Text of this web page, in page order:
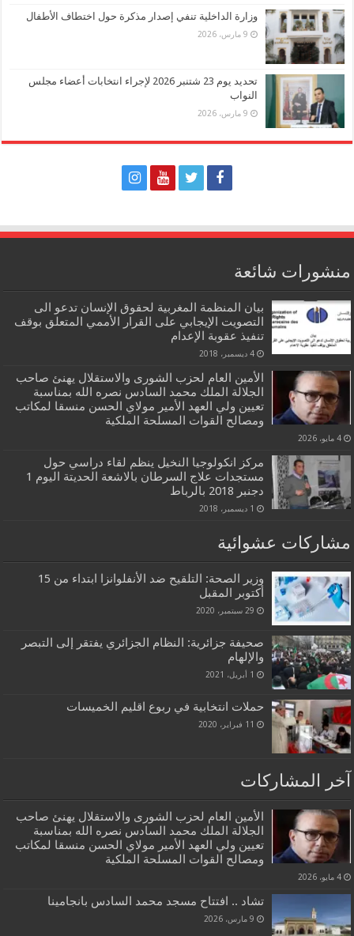
وزارة الداخلية تنفي إصدار مذكرة حول اختطاف الأطفال
9 مارس، 2026
تحديد يوم 23 شتنبر 2026 لإجراء انتخابات أعضاء مجلس
النواب
9 مارس، 2026
منشورات شائعة
بيان المنظمة المغربية لحقوق الإنسان تدعو الى
التصويت الإيجابي على القرار الأممي المتعلق بوقف
تنفيذ عقوبة الإعدام
4 ديسمبر، 2018
الأمين العام لحزب الشورى والاستقلال يهنئ صاحب
الجلالة الملك محمد السادس نصره الله بمناسبة
تعيين ولي العهد الأمير مولاي الحسن منسقا لمكاتب
ومصالح القوات المسلحة الملكية
4 مايو، 2026
مركز انكولوجيا النخيل ينظم لقاء دراسي حول
مستجدات علاج السرطان بالاشعة الحديتة اليوم 1
دجنبر 2018 بالرباط
1 ديسمبر، 2018
مشاركات عشوائية
وزير الصحة: التلقيح ضد الأنفلوانزا ابتداء من 15
أكتوبر المقبل
29 سبتمبر، 2020
صحيفة جزائرية: النظام الجزائري يفتقر إلى التبصر
والإلهام
1 أبريل، 2021
حملات انتخابية في ربوع اقليم الخميسات
11 فبراير، 2020
آخر المشاركات
الأمين العام لحزب الشورى والاستقلال يهنئ صاحب
الجلالة الملك محمد السادس نصره الله بمناسبة
تعيين ولي العهد الأمير مولاي الحسن منسقا لمكاتب
ومصالح القوات المسلحة الملكية
4 مايو، 2026
تشاد .. افتتاح مسجد محمد السادس بانجامينا
9 مارس، 2026